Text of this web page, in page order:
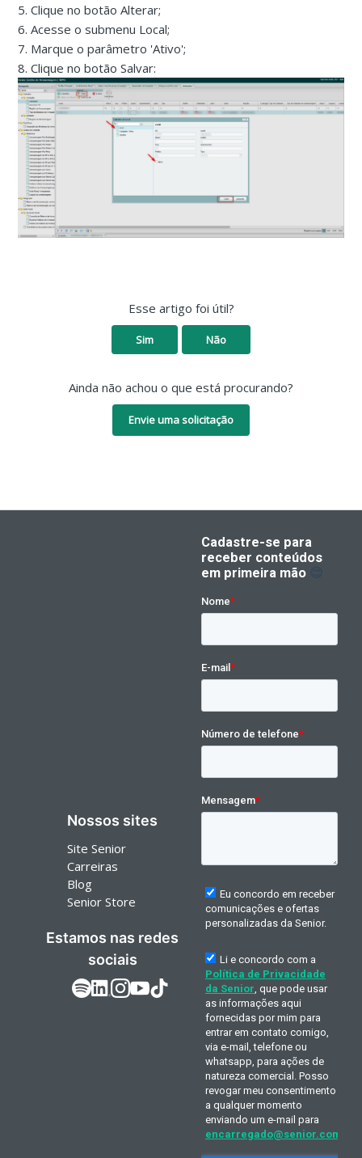
5. Clique no botão Alterar;
6. Acesse o submenu Local;
7. Marque o parâmetro 'Ativo';
8. Clique no botão Salvar:
Esse artigo foi útil?
Sim Não
Ainda não achou o que está procurando?
Envie uma solicitação
Nossos sites
Site Senior
Carreiras
Blog
Senior Store
Estamos nas redes
sociais